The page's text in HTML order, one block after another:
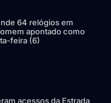
64 relógios em
apontado como
feira (6)
acessos da Estrada